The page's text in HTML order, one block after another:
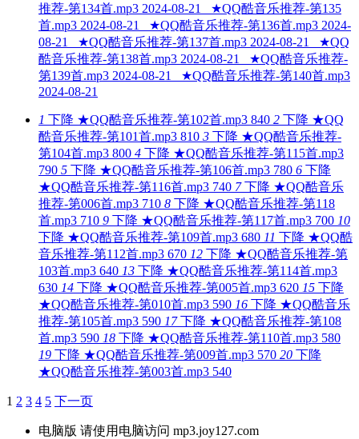
推荐-第134首.mp3 2024-08-21
★QQ酷音乐推荐-第135
首.mp3 2024-08-21 ★QQ酷音乐推荐-第136首.mp3 2024-
08-21
★QQ酷音乐推荐-第137首.mp3 2024-08-21
★QQ
酷音乐推荐-第138首.mp3 2024-08-21
★QQ酷音乐推荐-
第139首.mp3 2024-08-21
★QQ酷音乐推荐-第140首.mp3
2024-08-21
1 下降 ★QQ酷音乐推荐-第102首.mp3 840 2 下降 ★QQ
酷音乐推荐-第101首.mp3 810 3 下降 ★QQ酷音乐推荐-
第104首.mp3 800 4 下降 ★QQ酷音乐推荐-第115首.mp3
790 5 下降 ★QQ酷音乐推荐-第106首.mp3 780 6 下降
★QQ酷音乐推荐-第116首.mp3 740 7 下降 ★QQ酷音乐
推荐-第006首.mp3 710 8 下降 ★QQ酷音乐推荐-第118
首.mp3 710 9 下降 ★QQ酷音乐推荐-第117首.mp3 700 10
下降 ★QQ酷音乐推荐-第109首.mp3 680 11 下降 ★QQ酷
音乐推荐-第112首.mp3 670 12 下降 ★QQ酷音乐推荐-第
103首.mp3 640 13 下降 ★QQ酷音乐推荐-第114首.mp3
630 14 下降 ★QQ酷音乐推荐-第005首.mp3 620 15 下降
★QQ酷音乐推荐-第010首.mp3 590 16 下降 ★QQ酷音乐
推荐-第105首.mp3 590 17 下降 ★QQ酷音乐推荐-第108
首.mp3 590 18 下降 ★QQ酷音乐推荐-第110首.mp3 580
19 下降 ★QQ酷音乐推荐-第009首.mp3 570 20 下降
★QQ酷音乐推荐-第003首.mp3 540
1 2 3 4 5 下一页
电脑版 请使用电脑访问 mp3.joy127.com